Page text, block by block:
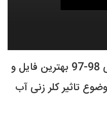
نمونه طرح جابر سوم ابتدایی 98-97 بهترین فایل و
تاثیر کلر زنی آب